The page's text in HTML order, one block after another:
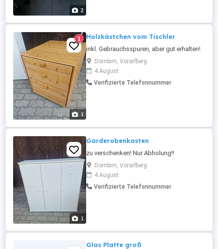
2
1
1 Holzkästchen vom Tischler
inkl. Gebrauchsspuren, aber gut erhalten!
Dornbirn, Vorarlberg
4 August
Verifizierte Telefonnummer
1
Garderobenkasten
zu verschenken! Nur Abholung!!
Dornbirn, Vorarlberg
4 August
Verifizierte Telefonnummer
Glas Platte groß